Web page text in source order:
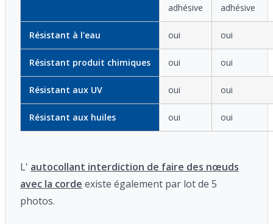
adhésive
adhésive
Résistant à l'eau oui oui
Résistant produit chimiques oui oui
Résistant aux UV oui oui
Résistant aux huiles oui oui
L' autocollant interdiction de faire des nœuds
avec la corde existe également par lot de 5
photos.